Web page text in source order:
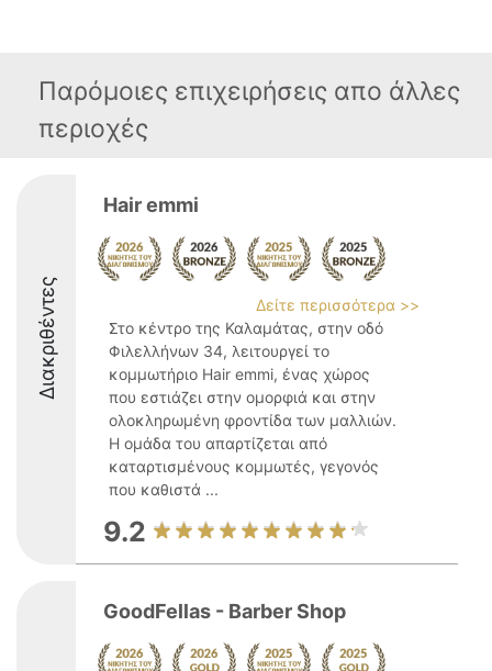
Παρόμοιες επιχειρήσεις απο άλλες
περιοχές
Διακριθέντες
Hair emmi
Δείτε περισσότερα >>
Στο κέντρο της Καλαμάτας, στην οδό
Φιλελλήνων 34, λειτουργεί το
κομμωτήριο Hair emmi, ένας χώρος
που εστιάζει στην ομορφιά και στην
ολοκληρωμένη φροντίδα των μαλλιών.
Η ομάδα του απαρτίζεται από
καταρτισμένους κομμωτές, γεγονός
που καθιστά ...
9.2
GoodFellas - Barber Shop